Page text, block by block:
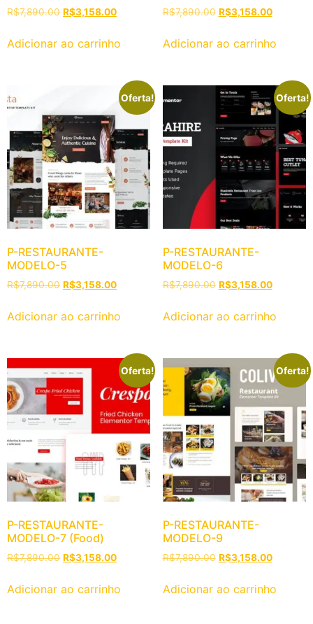
R$7,890.00 R$3,158.00
Adicionar ao carrinho
R$7,890.00 R$3,158.00
Adicionar ao carrinho
Oferta!
P-RESTAURANTE-
MODELO-5
R$7,890.00 R$3,158.00
Adicionar ao carrinho
Oferta!
P-RESTAURANTE-
MODELO-6
R$7,890.00 R$3,158.00
Adicionar ao carrinho
Oferta!
P-RESTAURANTE-
MODELO-7 (Food)
R$7,890.00 R$3,158.00
Adicionar ao carrinho
Oferta!
P-RESTAURANTE-
MODELO-9
R$7,890.00 R$3,158.00
Adicionar ao carrinho